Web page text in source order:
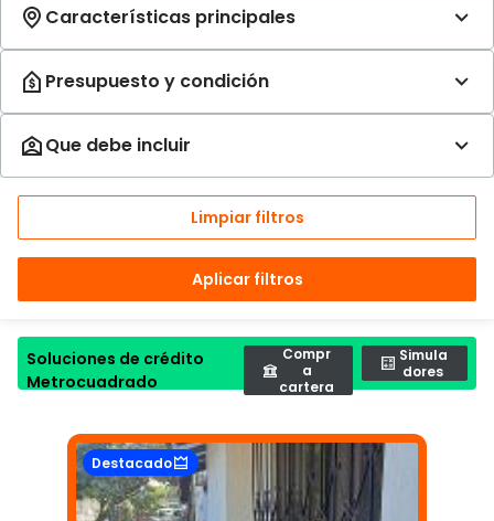
Limpiar filtros
Aplicar filtros
Soluciones de crédito
Metrocuadrado
Compr
a
cartera
Simula
dores
Destacado